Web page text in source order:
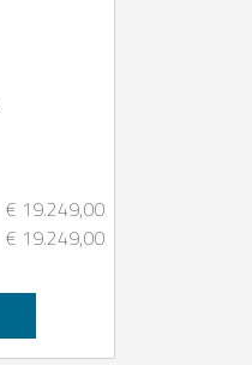
€ 19.249,00
€ 19.249,00